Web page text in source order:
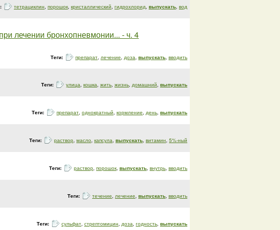
тетрациклин, порошок, кристаллический, гидрохлорид, выпускать, вод
лечении бронхопневмонии... - ч. 4
Теги: препарат, лечение, доза, выпускать, вводить
Теги: улица, кошка, жить, жизнь, домашний, выпускать
Теги: препарат, однократный, кормление, день, выпускать
Теги: раствор, масло, капсула, выпускать, витамин, 5%-ный
Теги: раствор, порошок, выпускать, внутрь, вводить
Теги: течение, лечение, выпускать, вводить
Теги: сульфат, стрептомицин, доза, годность, выпускать